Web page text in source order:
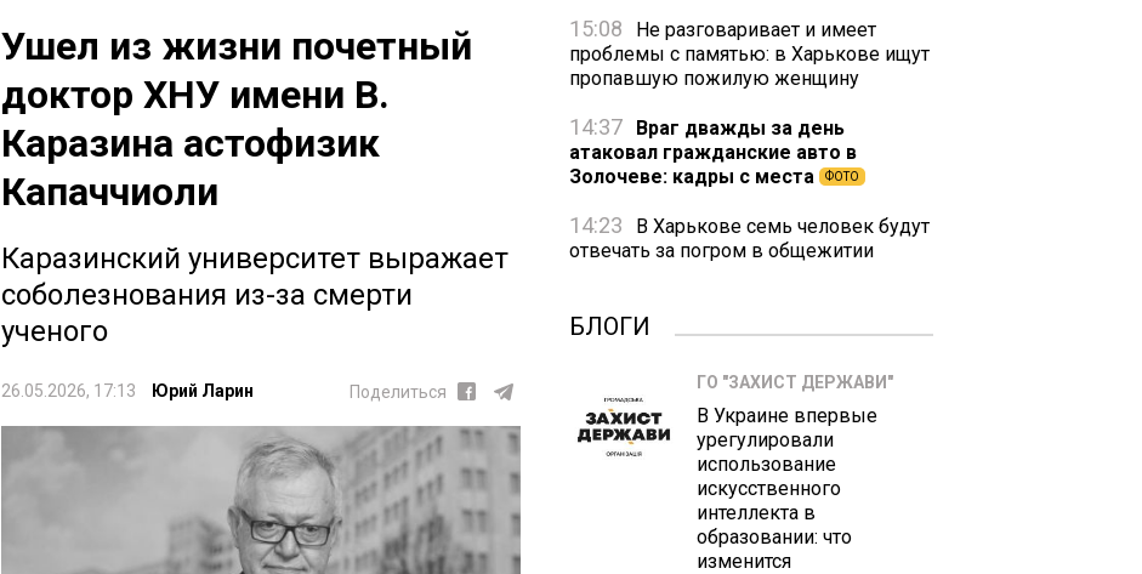
Ушел из жизни почетный
доктор ХНУ имени В.
Каразина астофизик
Капаччиоли
Каразинский университет выражает
соболезнования из-за смерти
ученого
26.05.2026, 17:13 Юрий Ларин Поделиться
15:08
Не разговаривает и имеет
проблемы с памятью: в Харькове ищут
пропавшую пожилую женщину
14:37
Враг дважды за день
атаковал гражданские авто в
Золочеве: кадры с места
ФОТО
14:23
В Харькове семь человек будут
отвечать за погром в общежитии
БЛОГИ
ГО "ЗАХИСТ ДЕРЖАВИ"
В Украине впервые
урегулировали
использование
искусственного
интеллекта в
образовании: что
изменится